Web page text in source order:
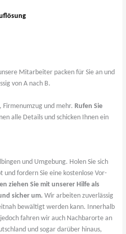
Mitarbeiter packen für Sie an und
von A nach B.
Firmenumzug und mehr. Rufen Sie
alle Details und schicken Ihnen ein
und Umgebung. Holen Sie sich
fordern Sie eine kostenlose Vor-
ziehen Sie mit unserer Hilfe als
sicher um. Wir arbeiten zuverlässig
bewältigt werden kann. Innerhalb
fahren wir auch Nachbarorte an
und sogar darüber hinaus,